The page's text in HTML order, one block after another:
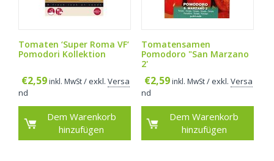
Tomaten ‘Super Roma VF‘
Pomodori Kollektion
€2,59 inkl. MwSt/ exkl. Versa
nd
Dem Warenkorb
hinzufügen
Tomatensamen
Pomodoro "San Marzano
2'
€2,59 inkl. MwSt / exkl. Versa
nd
Dem Warenkorb
hinzufügen